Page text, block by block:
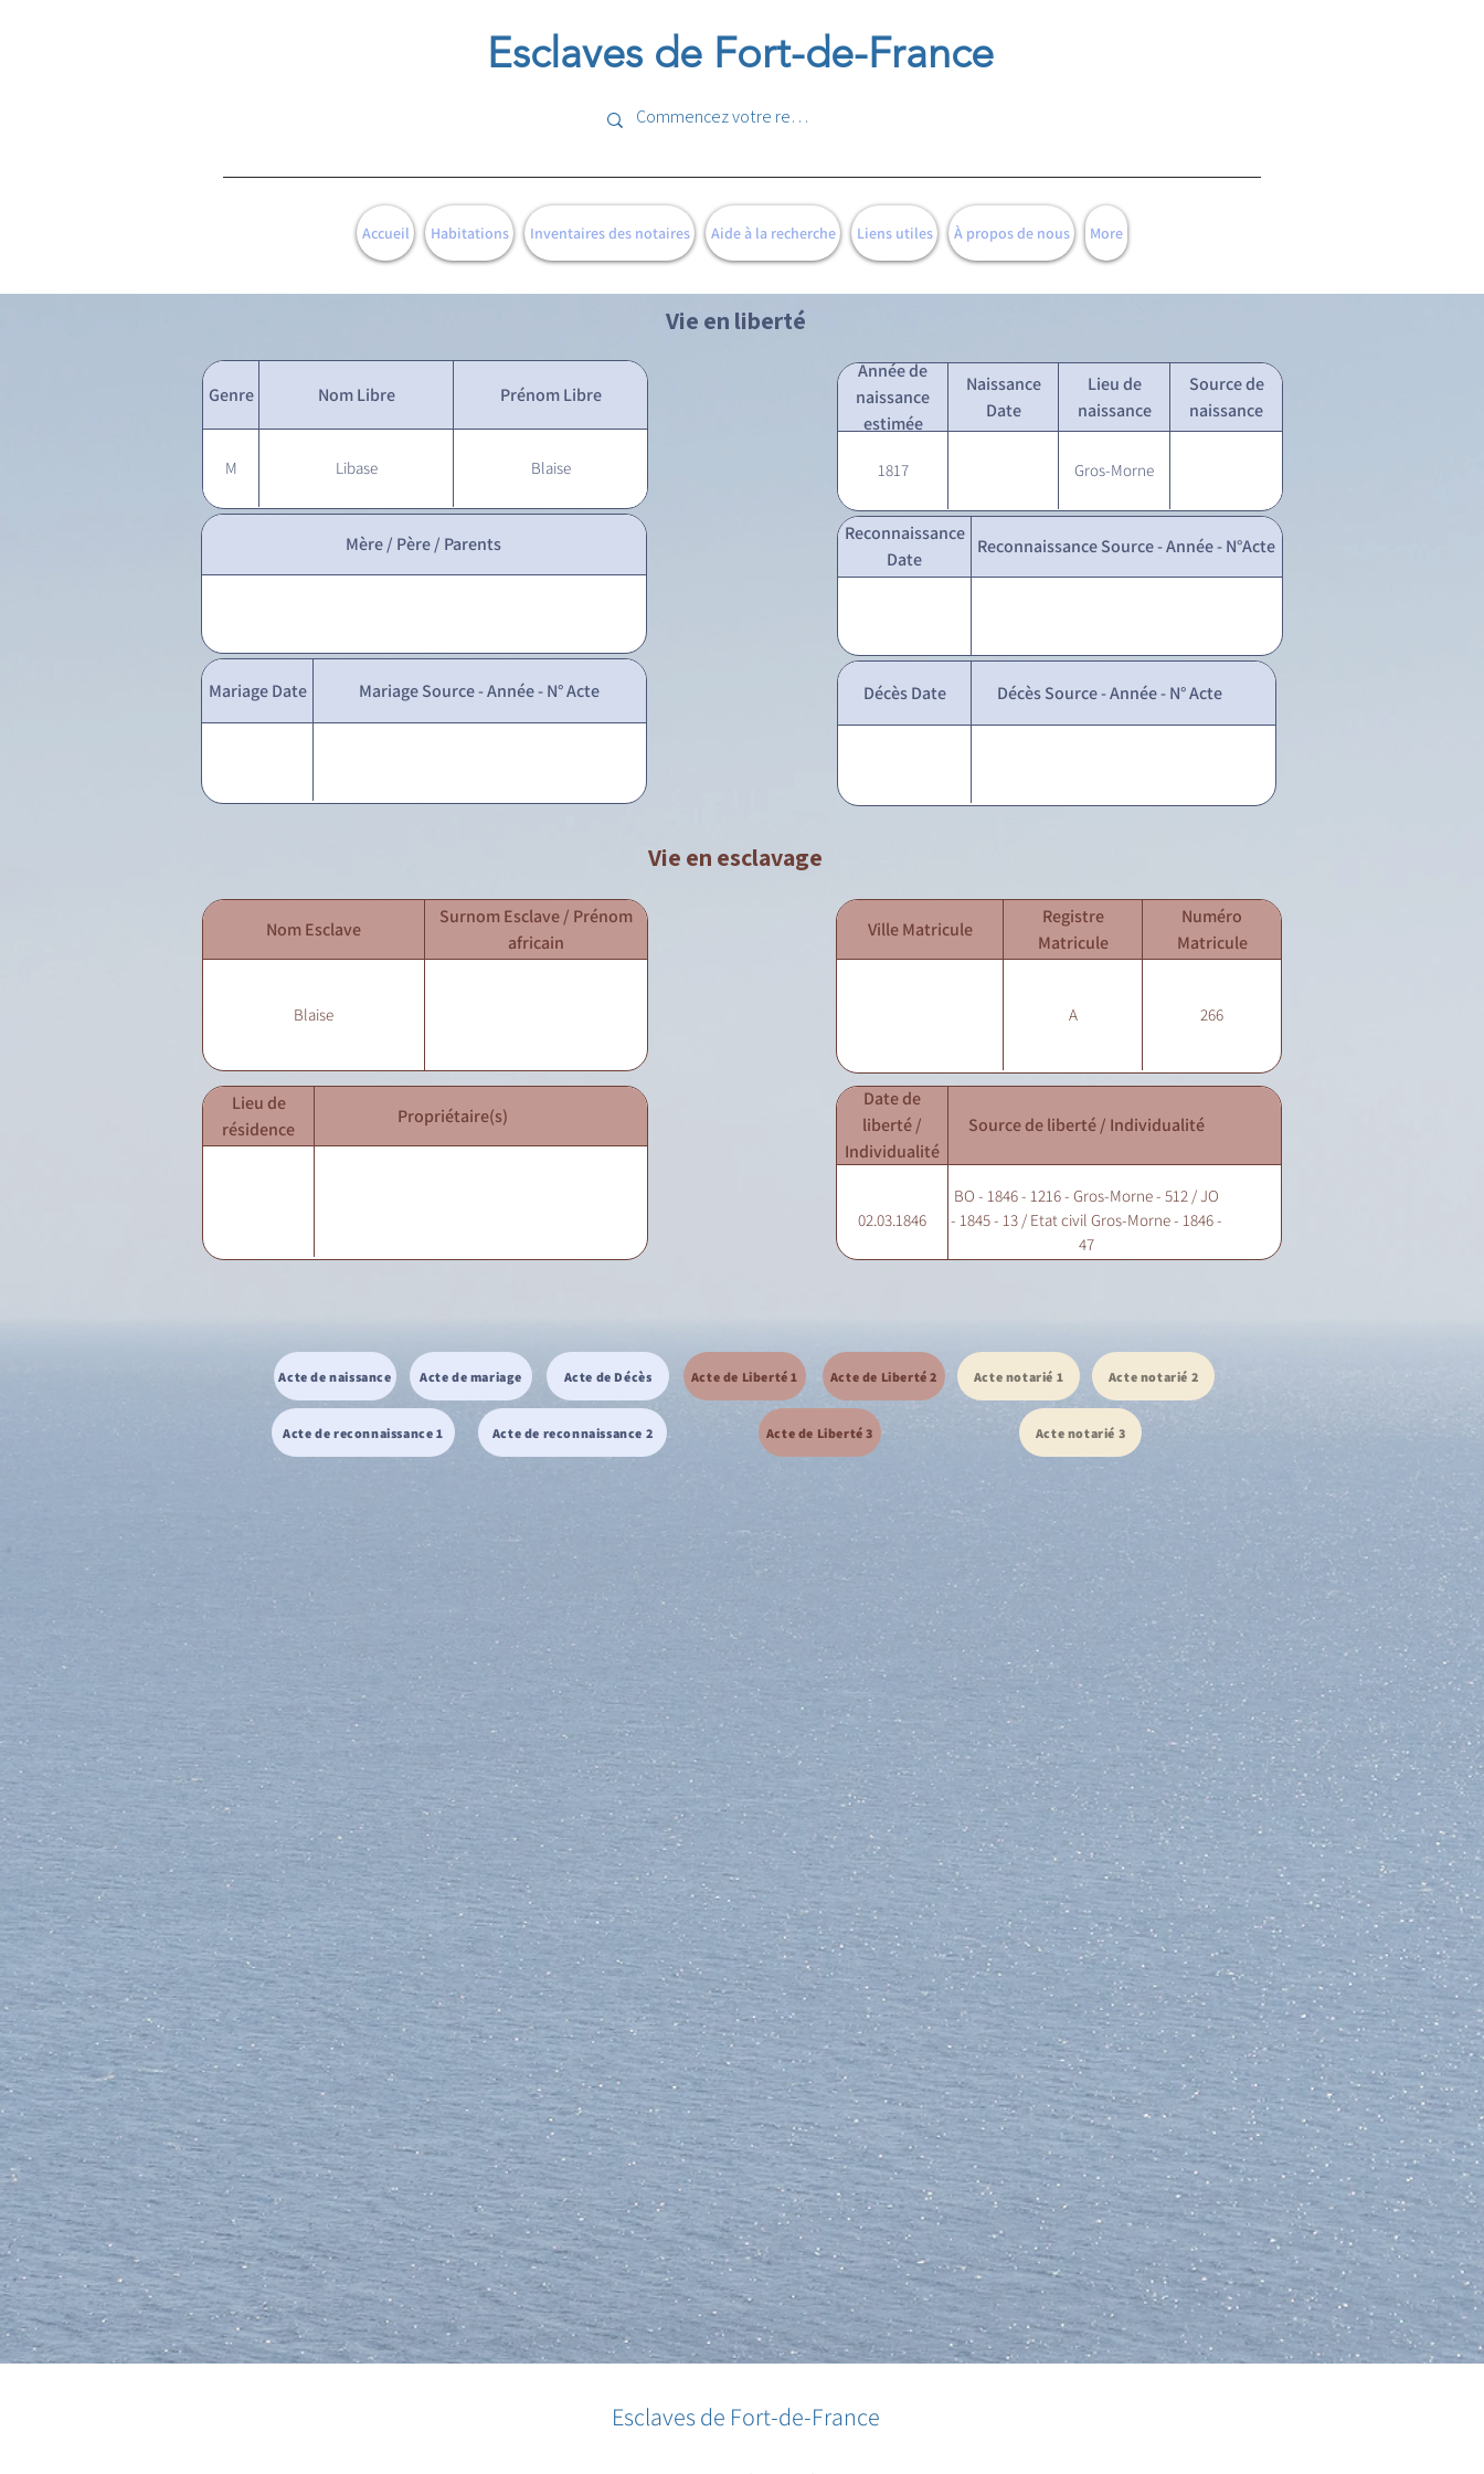
Esclaves de Fort-de-France
Accueil Habitations Inventaires des notaires Aide à la recherche Liens utiles À propos de nous More
Vie en liberté
Genre Nom Libre Prénom Libre
M Libase Blaise
Année de
naissance
estimée
Naissance
Date
Lieu de
naissance
Source de
naissance
1817 Gros-Morne
Mère / Père / Parents
Mariage Date Mariage Source - Année - N° Acte
Reconnaissance
Date
Reconnaissance Source - Année - N°Acte
Décès Date Décès Source - Année - N° Acte
Vie en esclavage
Nom Esclave
Surnom Esclave / Prénom
africain
Blaise
Ville Matricule
Registre
Matricule
Numéro
Matricule
A 266
Lieu de
résidence
Propriétaire(s)
Date de
liberté /
Individualité
Source de liberté / Individualité
02.03.1846
BO - 1846 - 1216 - Gros-Morne - 512 / JO
- 1845 - 13 / Etat civil Gros-Morne - 1846 -
47
Acte de naissance Acte de mariage Acte de Décès
Acte de reconnaissance 1 Acte de reconnaissance 2
Acte de Liberté 1 Acte de Liberté 2
Acte de Liberté 3
Acte notarié 1 Acte notarié 2
Acte notarié 3
Esclaves de Fort-de-France